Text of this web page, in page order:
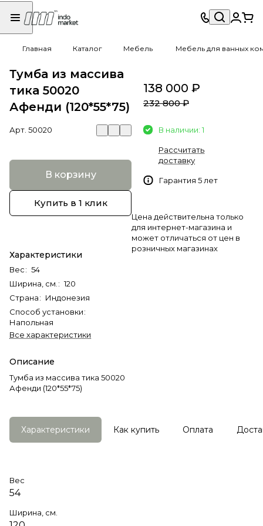
Главная Каталог Мебель Мебель для ванных
Тумба из массива
тика 50020
Афенди (120*55*75)
Арт. 50020
В корзину
Купить в 1 клик
Характеристики
Вес: 54
Ширина, см. : 120
Страна: Индонезия
Способ установки:
Напольная
Все характеристики
Описание
Тумба из массива тика 50020
Афенди (120*55*75)
138 000 ₽
232 800 ₽
В наличии: 1
Рассчитать
доставку
Гарантия 5 лет
Цена действительна только
для интернет-магазина и
может отличаться от цен в
розничных магазинах
Характеристики Как купить Оплата
Вес
54
Ширина, см.